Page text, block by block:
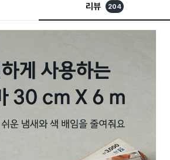
리뷰 204